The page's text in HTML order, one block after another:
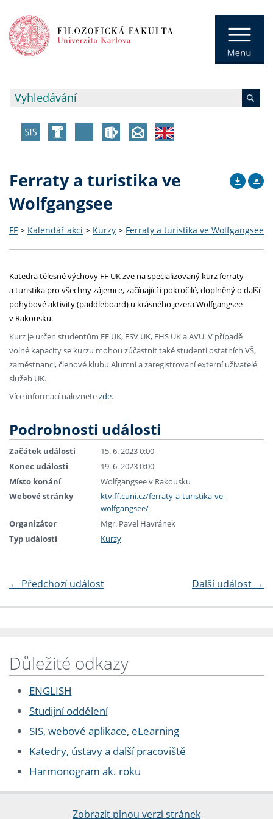
Ferraty a turistika ve
Wolfgangsee
FF > Kalendář akcí > Kurzy > Ferraty a turistika ve Wolfgangsee
Katedra tělesné výchovy FF UK zve na specializovaný kurz ferraty
a turistika pro všechny zájemce, začínající i pokročilé, doplněný o další
pohybové aktivity (paddleboard) u krásného jezera Wolfgangsee
v Rakousku.
Kurz je určen studentům FF UK, FSV UK, FHS UK a AVU. V případě
volné kapacity se kurzu mohou zúčastnit také studenti ostatních VŠ,
zaměstnanci, členové klubu Alumni a zaregistrovaní externí uživatelé
služeb UK.
Více informací naleznetezde.
Podrobnosti události
Začátek události
15. 6. 2023 0:00
Konec události
19. 6. 2023 0:00
Místo konání
Wolfgangsee v Rakousku
Webové stránky
ktv.ff.cuni.cz/ferraty-a-turistika-ve-
wolfgangsee/
Organizátor
Mgr. Pavel Havránek
Typ události
Kurzy
← Předchozí událost Další událost →
Důležité odkazy
ENGLISH
Studijní oddělení
SIS, webové aplikace, eLearning
Katedry, ústavy a další pracoviště
Harmonogram ak. roku
Zobrazit plnou verzi stránek